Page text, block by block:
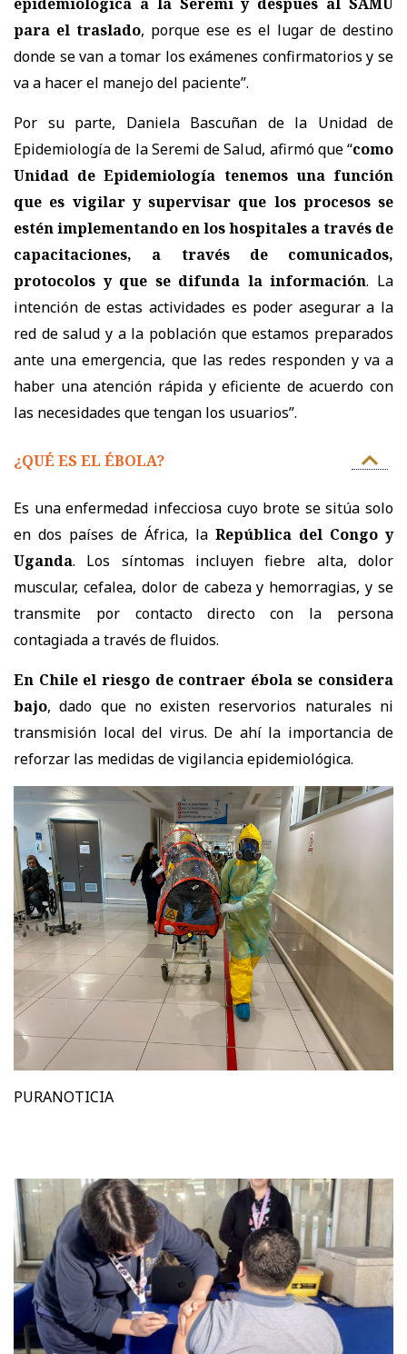
para el traslado, porque ese es el lugar de destino
donde se van a tomar los exámenes confirmatorios y se
va a hacer el manejo del paciente”.
Por su parte, Daniela Bascuñan de la Unidad de
Epidemiología de la Seremi de Salud, afirmó que “como
Unidad de Epidemiología tenemos una función
que es vigilar y supervisar que los procesos se
estén implementando en los hospitales a través de
capacitaciones, a través de comunicados,
protocolos y que se difunda la información. La
intención de estas actividades es poder asegurar a la
red de salud y a la población que estamos preparados
ante una emergencia, que las redes responden y va a
haber una atención rápida y eficiente de acuerdo con
las necesidades que tengan los usuarios”.
¿QUÉ ES EL ÉBOLA?
Es una enfermedad infecciosa cuyo brote se sitúa solo
en dos países de África, la República del Congo y
Uganda. Los síntomas incluyen fiebre alta, dolor
muscular, cefalea, dolor de cabeza y hemorragias, y se
transmite por contacto directo con la persona
contagiada a través de fluidos.
En Chile el riesgo de contraer ébola se considera
bajo, dado que no existen reservorios naturales ni
transmisión local del virus. De ahí la importancia de
reforzar las medidas de vigilancia epidemiológica.
PURANOTICIA